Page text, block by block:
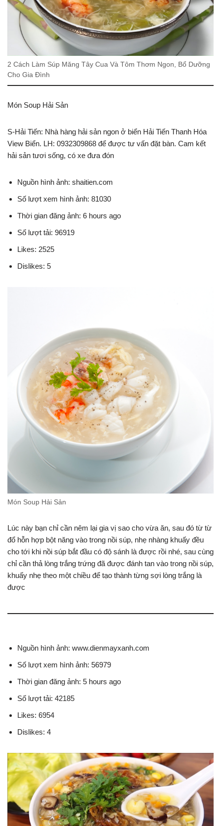
2 Cách Làm Súp Măng Tây Cua Và Tôm Thơm Ngon, Bổ Dưỡng
Cho Gia Đình
Món Soup Hải Sản
S-Hải Tiến: Nhà hàng hải sản ngon ở biển Hải Tiến Thanh Hóa
View Biển. LH: 0932309868 để được tư vấn đặt bàn. Cam kết
hải sản tươi sống, có xe đưa đón
Nguồn hình ảnh: shaitien.com
Số lượt xem hình ảnh: 81030
Thời gian đăng ảnh: 6 hours ago
Số lượt tải: 96919
Likes: 2525
Dislikes: 5
Món Soup Hải Sản
Lúc này bạn chỉ cần nêm lại gia vị sao cho vừa ăn, sau đó từ từ
đổ hỗn hợp bột năng vào trong nồi súp, nhẹ nhàng khuấy đều
cho tới khi nồi súp bắt đầu có độ sánh là được rồi nhé, sau cùng
chỉ cần thả lòng trắng trứng đã được đánh tan vào trong nồi súp,
khuấy nhẹ theo một chiều để tạo thành từng sợi lòng trắng là
được
Nguồn hình ảnh: www.dienmayxanh.com
Số lượt xem hình ảnh: 56979
Thời gian đăng ảnh: 5 hours ago
Số lượt tải: 42185
Likes: 6954
Dislikes: 4